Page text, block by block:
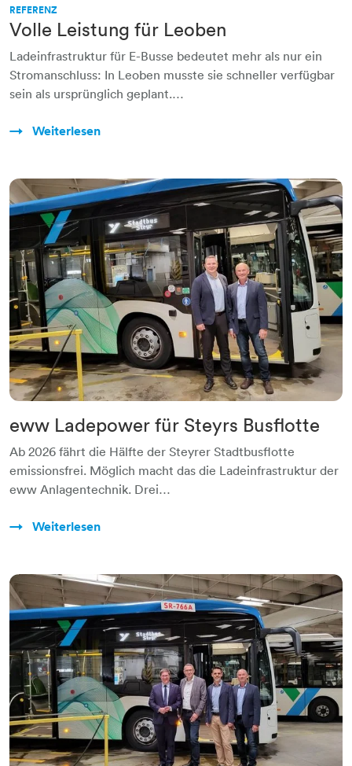
REFERENZ
Volle Leistung für Leoben
Ladeinfrastruktur für E-Busse bedeutet mehr als nur ein
Stromanschluss: In Leoben musste sie schneller verfügbar
sein als ursprünglich geplant.…
Weiterlesen
eww Ladepower für Steyrs Busflotte
Ab 2026 fährt die Hälfte der Steyrer Stadtbusflotte
emissionsfrei. Möglich macht das die Ladeinfrastruktur der
eww Anlagentechnik. Drei…
Weiterlesen